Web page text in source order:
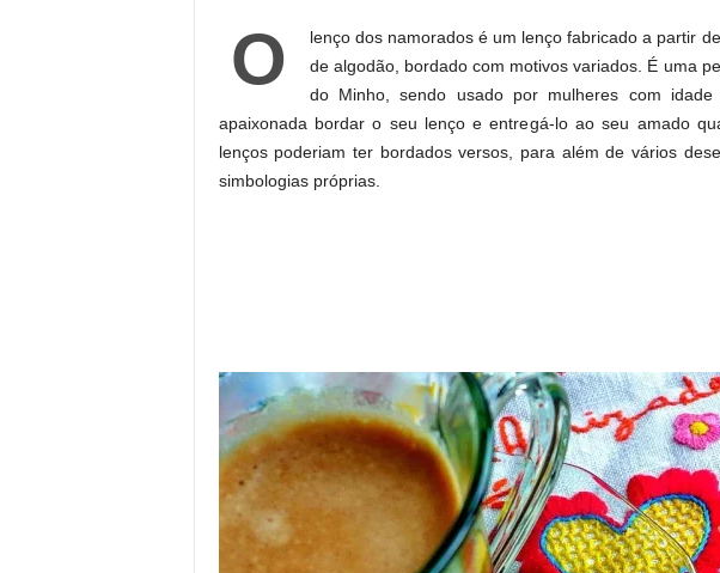
O
lenço dos namorados é um lenço fabricado a partir
de algodão, bordado com motivos variados. É uma
do Minho, sendo usado por mulheres com
apaixonada bordar o seu lenço e entregá-lo ao seu amado
lenços poderiam ter bordados versos, para além de vários
simbologias próprias.